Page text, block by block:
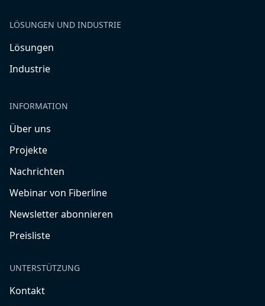
LÖSUNGEN UND INDUSTRIE
Lösungen
Industrie
INFORMATION
Über uns
Projekte
Nachrichten
Webinar von Fiberline
Newsletter abonnieren
Preisliste
UNTERSTÜTZUNG
Kontakt